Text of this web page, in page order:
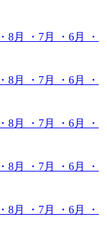
・8月 ・7月 ・6月
・
・8月 ・7月 ・6月
・
・8月 ・7月 ・6月
・
・8月 ・7月 ・6月
・
・8月 ・7月 ・6月
・